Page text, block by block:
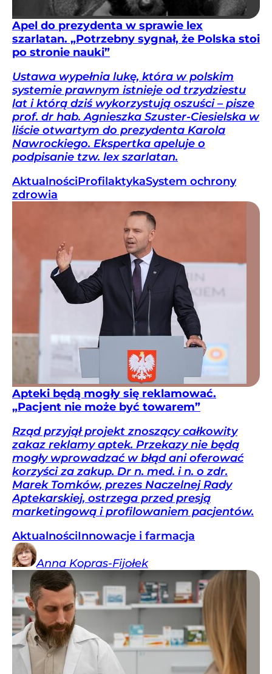
Apel do prezydenta w sprawie lex
szarlatan. „Potrzebny sygnał, że Polska stoi
po stronie nauki”
Ustawa wypełnia lukę, która w polskim
systemie prawnym istnieje od trzydziestu
lat i którą dziś wykorzystują oszuści – pisze
prof. dr hab. Agnieszka Szuster-Ciesielska w
liście otwartym do prezydenta Karola
Nawrockiego. Ekspertka apeluje o
podpisanie tzw. lex szarlatan.
AktualnościProfilaktykaSystem ochrony
zdrowia
Apteki będą mogły się reklamować.
„Pacjent nie może być towarem”
Rząd przyjął projekt znoszący całkowity
zakaz reklamy aptek. Przekazy nie będą
mogły wprowadzać w błąd ani oferować
korzyści za zakup. Dr n. med. i n. o zdr.
Marek Tomków, prezes Naczelnej Rady
Aptekarskiej, ostrzega przed presją
marketingową i profilowaniem pacjentów.
AktualnościInnowacje i farmacja
Anna Kopras-Fijołek